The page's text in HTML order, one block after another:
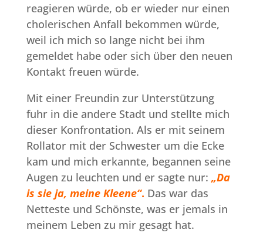
reagieren würde, ob er wieder nur einen
cholerischen Anfall bekommen würde,
weil ich mich so lange nicht bei ihm
gemeldet habe oder sich über den neuen
Kontakt freuen würde.
Mit einer Freundin zur Unterstützung
fuhr in die andere Stadt und stellte mich
dieser Konfrontation. Als er mit seinem
Rollator mit der Schwester um die Ecke
kam und mich erkannte, begannen seine
Augen zu leuchten und er sagte nur: „Da
is sie ja, meine Kleene“. Das war das
Netteste und Schönste, was er jemals in
meinem Leben zu mir gesagt hat.